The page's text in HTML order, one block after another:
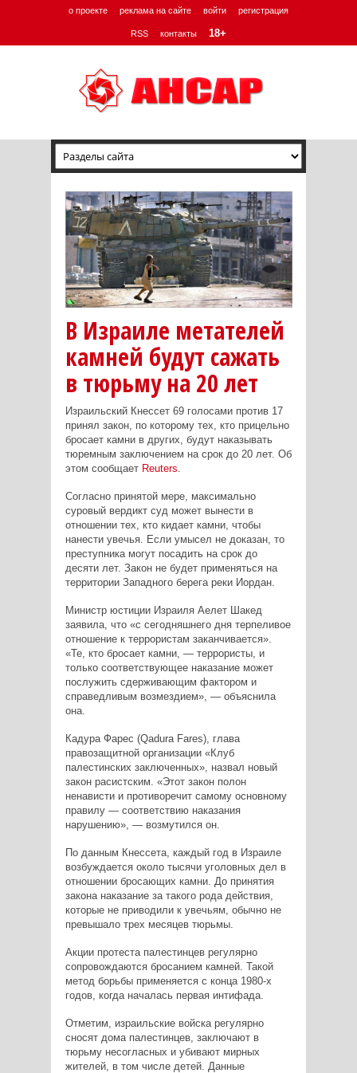
о проекте реклама на сайте войти регистрация
RSS контакты 18+
В Израиле метателей
камней будут сажать
в тюрьму на 20 лет
Израильский Кнессет 69 голосами против 17
принял закон, по которому тех, кто прицельно
бросает камни в других, будут наказывать
тюремным заключением на срок до 20 лет. Об
этом сообщает Reuters
Согласно принятой мере, максимально
суровый вердикт суд может вынести в
отношении тех, кто кидает камни, чтобы
нанести увечья. Если умысел не доказан, то
преступника могут посадить на срок до
десяти лет. Закон не будет применяться на
территории Западного берега реки Иордан.
Министр юстиции Израиля Аелет Шакед
заявила, что «с сегодняшнего дня терпеливое
отношение к террористам заканчивается».
«Те, кто бросает камни, — террористы, и
только соответствующее наказание может
послужить сдерживающим фактором и
справедливым возмездием», — объяснила
она.
Кадура Фарес (Qadura Fares), глава
правозащитной организации «Клуб
палестинских заключенных», назвал новый
закон расистским. «Этот закон полон
ненависти и противоречит самому основному
правилу — соответствию наказания
нарушению», — возмутился он.
По данным Кнессета, каждый год в Израиле
возбуждается около тысячи уголовных дел в
отношении бросающих камни. До принятия
закона наказание за такого рода действия,
которые не приводили к увечьям, обычно не
превышало трех месяцев тюрьмы.
Акции протеста палестинцев регулярно
сопровождаются бросанием камней. Такой
метод борьбы применяется с конца 1980-х
годов, когда началась первая интифада.
Отметим, израильские войска регулярно
сносят дома палестинцев, заключают в
тюрьму несогласных и убивают мирных
жителей, в том числе детей. Данные